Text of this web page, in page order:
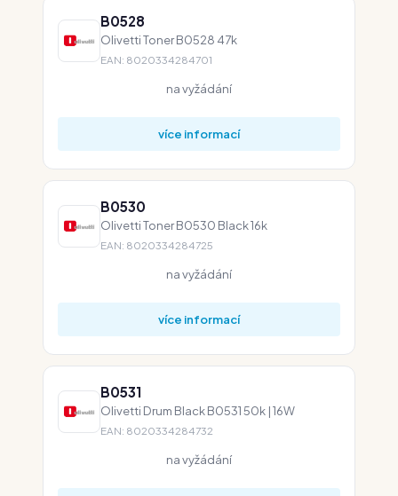
B0528
Olivetti Toner B0528 47k
EAN: 8020334284701
na vyžádání
více informací
B0530
Olivetti Toner B0530 Black 16k
EAN: 8020334284725
na vyžádání
více informací
B0531
Olivetti Drum Black B0531 50k | 16W
EAN: 8020334284732
na vyžádání